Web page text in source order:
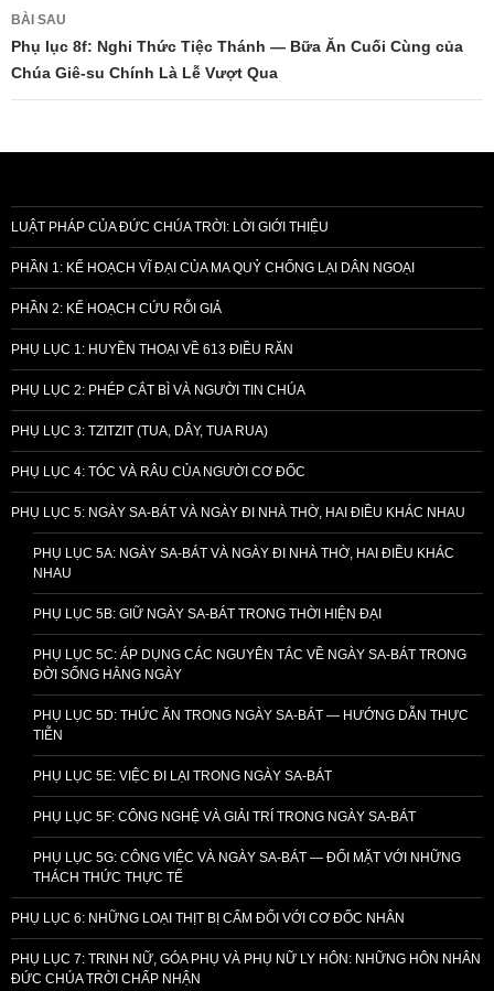
viết
BÀI SAU
Phụ lục 8f: Nghi Thức Tiệc Thánh — Bữa Ăn Cuối Cùng của
Chúa Giê-su Chính Là Lễ Vượt Qua
LUẬT PHÁP CỦA ĐỨC CHÚA TRỜI: LỜI GIỚI THIỆU
PHẦN 1: KẾ HOẠCH VĨ ĐẠI CỦA MA QUỶ CHỐNG LẠI DÂN NGOẠI
PHẦN 2: KẾ HOẠCH CỨU RỖI GIẢ
PHỤ LỤC 1: HUYỀN THOẠI VỀ 613 ĐIỀU RĂN
PHỤ LỤC 2: PHÉP CẮT BÌ VÀ NGƯỜI TIN CHÚA
PHỤ LỤC 3: TZITZIT (TUA, DÂY, TUA RUA)
PHỤ LỤC 4: TÓC VÀ RÂU CỦA NGƯỜI CƠ ĐỐC
PHỤ LỤC 5: NGÀY SA-BÁT VÀ NGÀY ĐI NHÀ THỜ, HAI ĐIỀU KHÁC NHAU
PHỤ LỤC 5A: NGÀY SA-BÁT VÀ NGÀY ĐI NHÀ THỜ, HAI ĐIỀU KHÁC
NHAU
PHỤ LỤC 5B: GIỮ NGÀY SA-BÁT TRONG THỜI HIỆN ĐẠI
PHỤ LỤC 5C: ÁP DỤNG CÁC NGUYÊN TẮC VỀ NGÀY SA-BÁT TRONG
ĐỜI SỐNG HẰNG NGÀY
PHỤ LỤC 5D: THỨC ĂN TRONG NGÀY SA-BÁT — HƯỚNG DẪN THỰC
TIỄN
PHỤ LỤC 5E: VIỆC ĐI LẠI TRONG NGÀY SA-BÁT
PHỤ LỤC 5F: CÔNG NGHỆ VÀ GIẢI TRÍ TRONG NGÀY SA-BÁT
PHỤ LỤC 5G: CÔNG VIỆC VÀ NGÀY SA-BÁT — ĐỐI MẶT VỚI NHỮNG
THÁCH THỨC THỰC TẾ
PHỤ LỤC 6: NHỮNG LOẠI THỊT BỊ CẤM ĐỐI VỚI CƠ ĐỐC NHÂN
PHỤ LỤC 7: TRINH NỮ, GÓA PHỤ VÀ PHỤ NỮ LY HÔN: NHỮNG HÔN NHÂN
ĐỨC CHÚA TRỜI CHẤP NHẬN